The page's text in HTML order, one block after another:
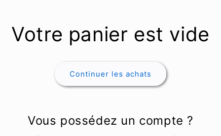
Votre panier est vide
Continuer les achats
Vous possédez un compte ?